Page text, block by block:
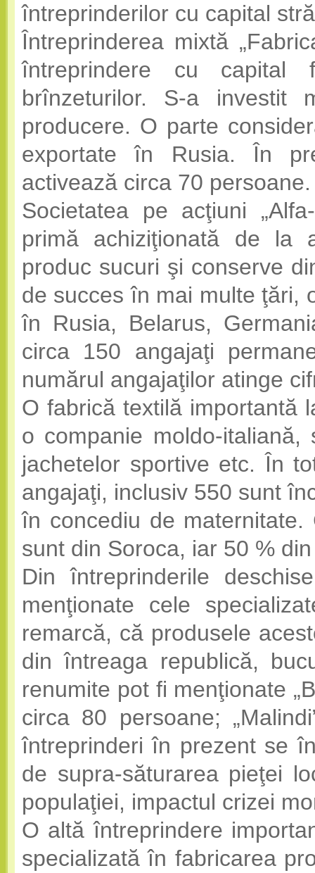
întreprinderilor cu capital
Întreprinderea mixtă
întreprindere cu capital
brînzeturilor. S-a investit
producere. O parte
exportate în Rusia. În
activează circa 70 persoane.
Societatea pe acţiuni
primă achiziţionată de la
produc sucuri şi conserve
de succes în mai multe ţări,
în Rusia, Belarus,
circa 150 angajaţi
numărul angajaţilor atinge
O fabrică textilă importantă
o companie moldo-italiană,
jachetelor sportive etc. În
angajaţi, inclusiv 550 sunt
în concediu de
sunt din Soroca, iar 50 %
Din întreprinderile
menţionate cele
remarcă, că produsele
din întreaga republică,
renumite pot fi menţionate
circa 80 persoane;
întreprinderi în prezent se
de supra-săturarea pieţei
populaţiei, impactul crizei
O altă întreprindere
specializată în fabricarea